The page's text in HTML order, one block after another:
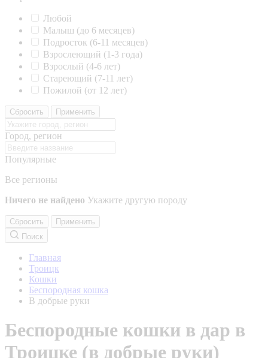
Любой
Малыш (до 6 месяцев)
Подросток (6-11 месяцев)
Взрослеющий (1-3 года)
Взрослый (4-6 лет)
Стареющий (7-11 лет)
Пожилой (от 12 лет)
Сбросить Применить
Город, регион
Популярные
Все регионы
Ничего не найдено Укажите другую породу
Сбросить
Применить
Поиск
Главная
Троицк
Кошки
Беспородная кошка
В добрые руки
Беспородные кошки в дар в
Троицке (в добрые руки)